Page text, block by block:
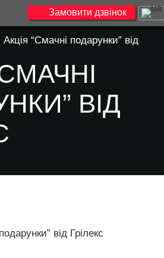
Замовити дзвінок
Акція “Смачні подарунки” від
ВІД